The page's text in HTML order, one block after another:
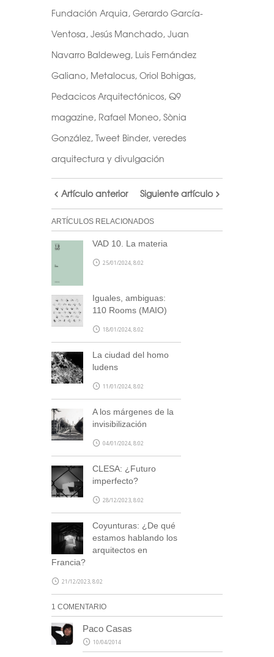
de este formularioy accede
al archivo descargable del
calendario de Arquitectas
Consulta tu correo para
confirmar la inscripción y
recibir noticias de nuestra
NOTA: En el caso de no haber recibido el
correo de confirmación por nuestra
parte, escríbenos a
blog@stepienybarno.es
SUSCRÍBETE
Fundación Arquia, Gerardo García-
Ventosa, Jesús Manchado, Juan
Navarro Baldeweg, Luis Fernández
Galiano, Metalocus, Oriol Bohigas,
Pedacicos Arquitectónicos, Q9
magazine, Rafael Moneo, Sònia
González, Tweet Binder, veredes
arquitectura y divulgación
Artículo anterior Siguiente artículo
ARTÍCULOS RELACIONADOS
VAD 10. La materia
25/01/2024, 8:02
Iguales, ambiguas:
110 Rooms (MAIO)
18/01/2024, 8:02
La ciudad del homo
ludens
11/01/2024, 8:02
A los márgenes de la
invisibilización
04/01/2024, 8:02
CLESA: ¿Futuro
imperfecto?
28/12/2023, 8:02
Coyunturas: ¿De qué
estamos hablando los
arquitectos en
Francia?
21/12/2023, 8:02
1 COMENTARIO
Paco Casas
10/04/2014